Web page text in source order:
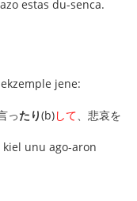
estas du-senca.
jene:
ったり(b)して 、悲哀を
unu ago-aron